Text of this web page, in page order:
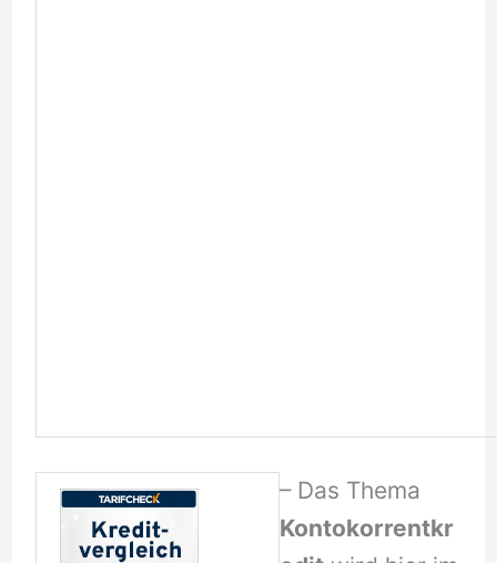
– Das Thema
Kontokorrentkr